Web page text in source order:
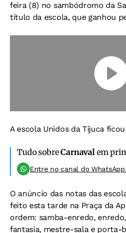
feira (8) no sambódromo da
título da escola, que ganhou
A escola Unidos da Tijuca
Tudo sobreCarnavalem
Entre no canal do WhatsApp.
O anúncio das notas das
feito esta tarde na Praça da
ordem: samba-enredo,
fantasia, mestre-sala e porta-